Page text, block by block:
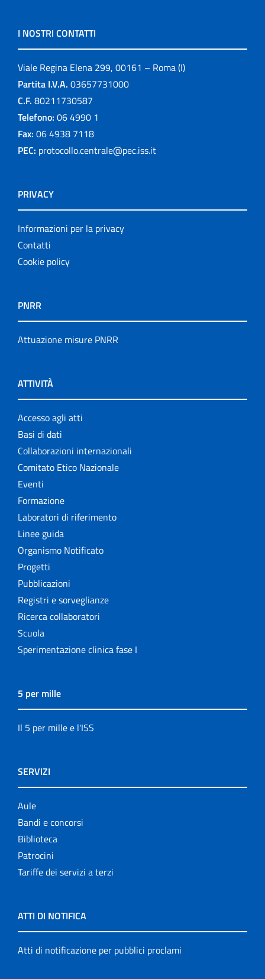
I NOSTRI CONTATTI
Viale Regina Elena 299, 00161 – Roma (I)
Partita I.V.A. 03657731000
C.F. 80211730587
Telefono: 06 4990 1
Fax: 06 4938 7118
PEC: protocollo.centrale@pec.iss.it
PRIVACY
Informazioni per la privacy
Contatti
Cookie policy
PNRR
Attuazione misure PNRR
ATTIVITÀ
Accesso agli atti
Basi di dati
Collaborazioni internazionali
Comitato Etico Nazionale
Eventi
Formazione
Laboratori di riferimento
Linee guida
Organismo Notificato
Progetti
Pubblicazioni
Registri e sorveglianze
Ricerca collaboratori
Scuola
Sperimentazione clinica fase I
5 per mille
Il 5 per mille e l'ISS
SERVIZI
Aule
Bandi e concorsi
Biblioteca
Patrocini
Tariffe dei servizi a terzi
ATTI DI NOTIFICA
Atti di notificazione per pubblici proclami